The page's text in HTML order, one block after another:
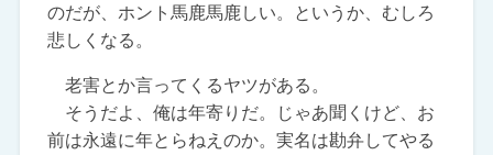
のだが、ホント馬鹿馬鹿しい。というか、むしろ
悲しくなる。
老害とか言ってくるヤツがある。
そうだよ、俺は年寄りだ。じゃあ聞くけど、お
前は永遠に年とらねえのか。実名は勘弁してやる